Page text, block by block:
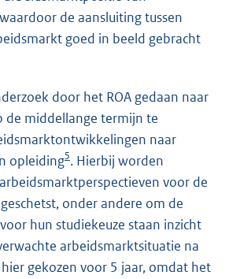
de aansluiting tussen
goed in beeld gebracht
door het ROA gedaan naar
de middellange termijn te
naar
opleiding5. Hierbij worden
voor de
onder andere om de
hun studiekeuze staan inzicht
arbeidsmarktsituatie na
gekozen voor 5 jaar, omdat het